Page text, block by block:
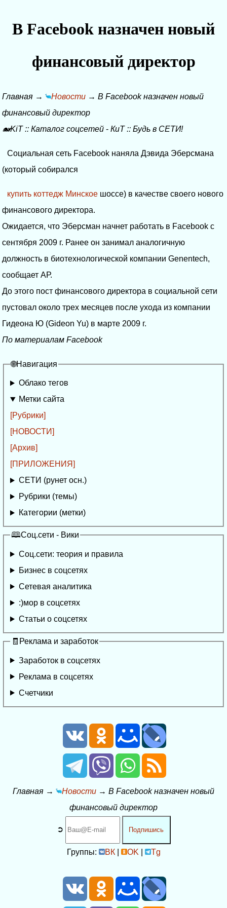
В Facebook назначен новый
финансовый директор
Главная → Новости → В Facebook назначен новый
финансовый директор
🐋KiT:: Каталог соцсетей - КиТ:: Будь в СЕТИ!
Социальная сеть Facebook наняла Дэвида Эберсмана
(который собирался
купить коттедж Минское шоссе) в качестве своего нового
финансового директора.
Ожидается, что Эберсман начнет работать в Facebook с
сентября 2009 г. Ранее он занимал аналогичную
должность в биотехнологической компании Genentech,
сообщает АР.
До этого пост финансового директора в социальной сети
пустовал около трех месяцев после ухода из компании
Гидеона Ю (Gideon Yu) в марте 2009 г.
По материалам Facebook
🌐Навигация
Облако тегов
Метки сайта
[Рубрики]
[НОВОСТИ]
[Архив]
[ПРИЛОЖЕНИЯ]
СЕТИ (рунет осн.)
Рубрики (темы)
Категории (метки)
🕮Соц.сети - Вики
Соц.сети: теория и правила
Бизнес в соцсетях
Сетевая аналитика
:)мор в соцсетях
Статьи о соцсетях
🧾Реклама и заработок
Заработок в соцсетях
Реклама в соцсетях
Счетчики
Главная → Новости → В Facebook назначен новый
финансовый директор
➲ Подпишись
Группы: ВК| OK Tg